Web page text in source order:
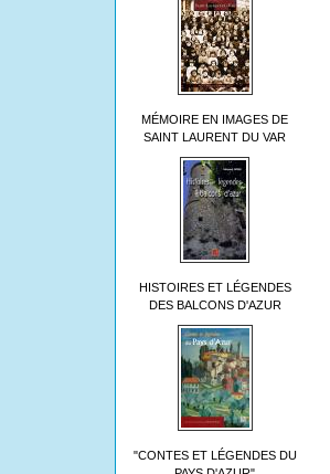
MÉMOIRE EN IMAGES DE
SAINT LAURENT DU VAR
HISTOIRES ET LÉGENDES
DES BALCONS D'AZUR
"CONTES ET LÉGENDES DU